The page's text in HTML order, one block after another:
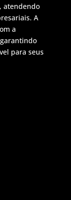
atendendo
A
a
para seus